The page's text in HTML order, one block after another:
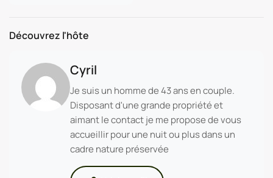
Découvrez l'hôte
Cyril
Je suis un homme de 43 ans en couple.
Disposant d'une grande propriété et
aimant le contact je me propose de vous
accueillir pour une nuit ou plus dans un
cadre nature préservée